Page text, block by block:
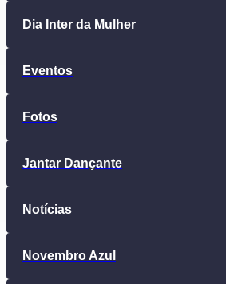
Dia Inter da Mulher
Eventos
Fotos
Jantar Dançante
Notícias
Novembro Azul